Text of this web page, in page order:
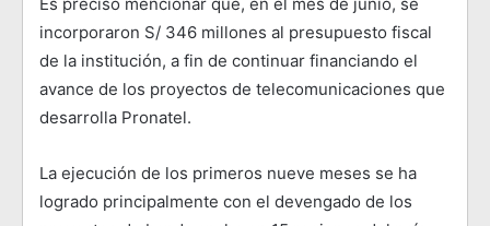
incorporaron S/ 346 millones al presupuesto fiscal
de la institución, a fin de continuar financiando el
avance de los proyectos de telecomunicaciones que
desarrolla Pronatel.
La ejecución de los primeros nueve meses se ha
logrado principalmente con el devengado de los